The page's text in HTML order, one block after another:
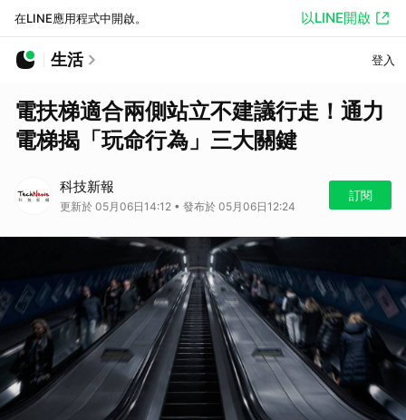
在LINE應用程式中開啟。 以LINE開啟
生活 登入
電扶梯適合兩側站立不建議行走！通力
電梯揭「玩命行為」三大關鍵
科技新報
更新於 05月06日14:12 • 發布於 05月06日12:24
訂閱